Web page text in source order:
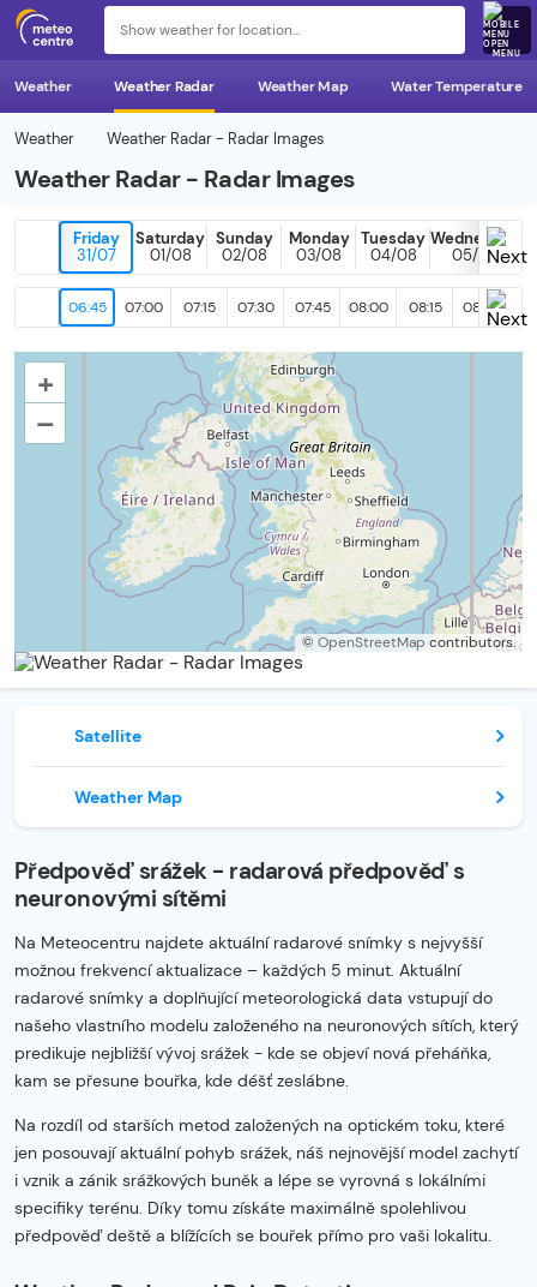
MENU
Weather Weather Radar Weather Map Water Temperature
Weather Weather Radar - Radar Images
Weather Radar - Radar Images
Friday
31/07
Saturday
01/08
Sunday
02/08
Monday
03/08
Tuesday
04/08
Wednesday
05/08
06:45 07:00 07:15 07:30 07:45 08:00 08:15 08:30
+
–
© OpenStreetMap contributors.
Satellite
Weather Map
Předpověď srážek - radarová předpověď s
neuronovými sítěmi
Na Meteocentru najdete aktuální radarové snímky s nejvyšší
možnou frekvencí aktualizace – každých 5 minut. Aktuální
radarové snímky a doplňující meteorologická data vstupují do
našeho vlastního modelu založeného na neuronových sítích, který
predikuje nejbližší vývoj srážek - kde se objeví nová přeháňka,
kam se přesune bouřka, kde déšť zeslábne.
Na rozdíl od starších metod založených na optickém toku, které
jen posouvají aktuální pohyb srážek, náš nejnovější model zachytí
i vznik a zánik srážkových buněk a lépe se vyrovná s lokálními
specifiky terénu. Díky tomu získáte maximálně spolehlivou
předpověď deště a blížících se bouřek přímo pro vaši lokalitu.